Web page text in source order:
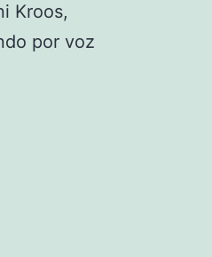
Kroos,
por voz